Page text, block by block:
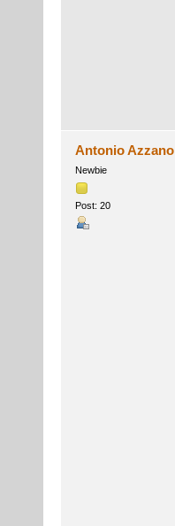
Antonio Azzano
Newbie
Post: 20